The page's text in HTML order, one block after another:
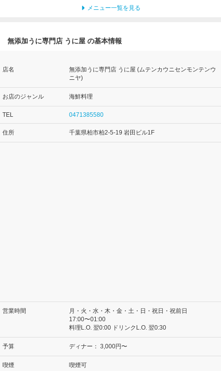
メニュー一覧を見る
無添加うに専門店 うに屋 の基本情報
店名
無添加うに専門店 うに屋 (ムテンカウニセンモンテンウ
ニヤ)
お店のジャンル 海鮮料理
TEL 0471385580
住所 千葉県柏市柏2-5-19 岩田ビル1F
営業時間
月・火・水・木・金・土・日・祝日・祝前日
17:00〜01:00
料理L.O. 翌0:00 ドリンクL.O. 翌0:30
予算 ディナー： 3,000円〜
喫煙 喫煙可